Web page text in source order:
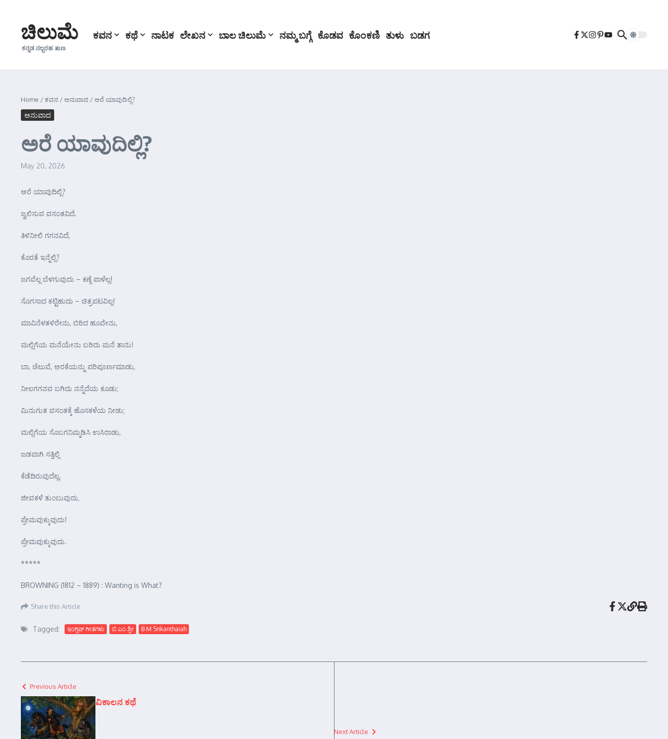
ಚಿಲುಮೆ
ಕನ್ನಡ ನಲ್ಬರಹ ತಾಣ
ಕವನ ಕಥೆ ನಾಟಕ ಲೇಖನ ಬಾಲ ಚಿಲುಮೆ ನಮ್ಮ ಬಗ್ಗೆ ಕೊಡವ ಕೊಂಕಣಿ ತುಳು ಬಡಗ
Home /ಕವನ /ಅನುವಾದ /ಅರೆ ಯಾವುದಿಲ್ಲಿ?
ಅನುವಾದ
ಅರೆ ಯಾವುದಿಲ್ಲಿ?
May 20, 2026
ಅರೆ ಯಾವುದಿಲ್ಲಿ?
ಜ್ವಲಿಸುವ ವಸಂತವಿದೆ.
ತಿಳಿನೀಲಿ ಗಗನವಿದೆ,
ಕೊರತೆ ಇನ್ನೆಲ್ಲಿ?
ಜಗವೆಲ್ಲ ಬೆಳಗುವುದು – ಕಣ್ಗೆ ಪಾಳೆಲ್ಲ!
ಸೊಗಸಾದ ಕಟ್ಟಿಹುದು – ಚಿತ್ರಪಟವಿಲ್ಲ!
ಮಾವಿನೆಳತಳಿರೇನು, ಬಿರಿದ ಹೂವೇನು,
ಮಲ್ಲಿಗೆಯ ಮನೆಯೇನು ಬರಿದು ಮನೆ ತಾನು!
ಬಾ, ಚೆಲುವೆ, ಅರಕೆಯನ್ನು ಪರಿಪೂರ್ಣಮಾಡು,
ನೀಲಗಗನವ ಬಗಿದು ನನ್ನೆದೆಯ ಕೂಡು;
ಮಿನುಗುತ ವಸಂತಕ್ಕೆ ಹೊಸಕಳೆಯ ನೀಡು;
ಮಲ್ಲಿಗೆಯ ಸೊಬಗನಿಮ್ಮಡಿಸಿ ಉಸಿರಾಡು,
ಜಡವಾಗಿ ಸತ್ತಿಲ್ಲಿ
ಕೆಡೆದಿರುವುದೆಲ್ಲ,
ಜೀವಕಳೆ ತುಂಬುವುದು,
ಪ್ರೇಮವುಕ್ಕುವುದು!
ಪ್ರೇಮವುಕ್ಕುವುದು.
*****
BROWNING (1812 – 1889) : Wanting is What?
Share this Article
Tagged: ಇಂಗ್ಲಿಷ್ ಗೀತಗಳು ಬಿ ಎಂ ಶ್ರೀ B M Srikanthaiah
Previous Article
ವಿಕಾಲನ ಕಥೆ
Next Article